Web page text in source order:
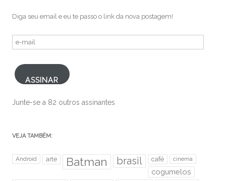
Diga seu email e eu te passo o link da nova postagem!
e-
ASSINAR
Junte-se a 82 outros assinantes
VEJA TAMBÉM:
Android arte Batman brasil café cinema
cogumelos